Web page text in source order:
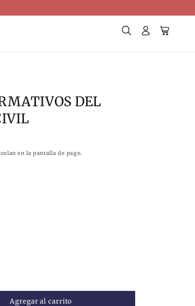
DEL
en la pantalla de pago.
Agregar al carrito